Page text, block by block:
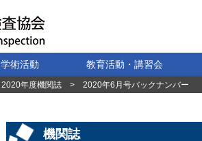
学術活動 教育活動・講習会
2020年度機関誌 > 2020年6月号バックナンバー
機関誌